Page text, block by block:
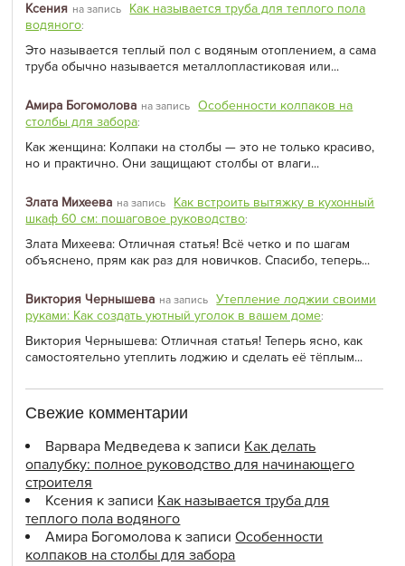
Ксения на запись
Как называется труба для теплого пола
водяного:
Это называется теплый пол с водяным отоплением, а сама
труба обычно называется металлопластиковая или...
Амира Богомолова на запись
Особенности колпаков на
столбы для забора:
Как женщина: Колпаки на столбы — это не только красиво,
но и практично. Они защищают столбы от влаги...
Злата Михеева на запись
Как встроить вытяжку в кухонный
шкаф 60 см: пошаговое руководство:
Злата Михеева: Отличная статья! Всё четко и по шагам
объяснено, прям как раз для новичков. Спасибо, теперь...
Виктория Чернышева на запись
Утепление лоджии своими
руками: Как создать уютный уголок в вашем доме:
Виктория Чернышева: Отличная статья! Теперь ясно, как
самостоятельно утеплить лоджию и сделать её тёплым...
Свежие комментарии
Варвара Медведева к записи Как делать
опалубку: полное руководство для начинающего
строителя
Ксения к записи Как называется труба для
теплого пола водяного
Амира Богомолова к записиОсобенности
колпаков на столбы для забора